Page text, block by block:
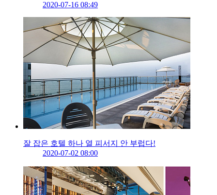
2020-07-16 08:49
잘 잡은 호텔 하나 열 피서지 안 부럽다!
2020-07-02 08:00